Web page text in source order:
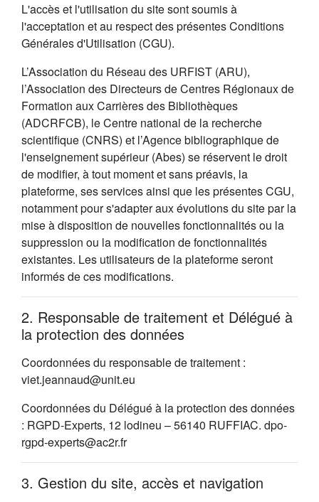
L'accès et l'utilisation du site sont soumis à
l'acceptation et au respect des présentes Conditions
Générales d'Utilisation (CGU).
L’Association du Réseau des URFIST (ARU),
l’Association des Directeurs de Centres Régionaux de
Formation aux Carrières des Bibliothèques
(ADCRFCB), le Centre national de la recherche
scientifique (CNRS) et l’Agence bibliographique de
l'enseignement supérieur (Abes) se réservent le droit
de modifier, à tout moment et sans préavis, la
plateforme, ses services ainsi que les présentes CGU,
notamment pour s'adapter aux évolutions du site par la
mise à disposition de nouvelles fonctionnalités ou la
suppression ou la modification de fonctionnalités
existantes. Les utilisateurs de la plateforme seront
informés de ces modifications.
2. Responsable de traitement et Délégué à
la protection des données
Coordonnées du responsable de traitement :
viet.jeannaud@unit.eu
Coordonnées du Délégué à la protection des données
: RGPD-Experts, 12 lodineu – 56140 RUFFIAC. dpo-
rgpd-experts@ac2r.fr
3. Gestion du site, accès et navigation